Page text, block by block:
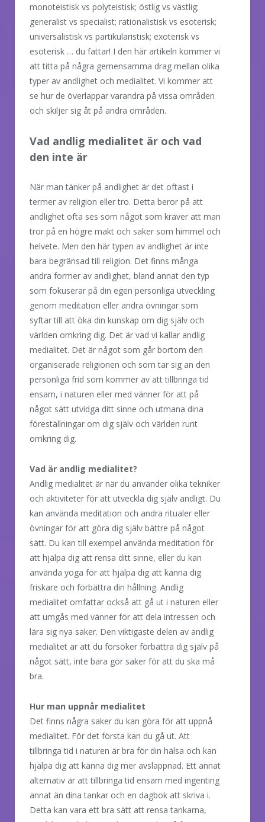
monoteistisk vs polyteistisk; östlig vs västlig;
generalist vs specialist; rationalistisk vs esoterisk;
universalistisk vs partikularistisk; exoterisk vs
esoterisk … du fattar! I den här artikeln kommer vi
att titta på några gemensamma drag mellan olika
typer av andlighet och medialitet. Vi kommer att
se hur de överlappar varandra på vissa områden
och skiljer sig åt på andra områden.
Vad andlig medialitet är och vad
den inte är
När man tänker på andlighet är det oftast i
termer av religion eller tro. Detta beror på att
andlighet ofta ses som något som kräver att man
tror på en högre makt och saker som himmel och
helvete. Men den här typen av andlighet är inte
bara begränsad till religion. Det finns många
andra former av andlighet, bland annat den typ
som fokuserar på din egen personliga utveckling
genom meditation eller andra övningar som
syftar till att öka din kunskap om dig själv och
världen omkring dig. Det är vad vi kallar andlig
medialitet. Det är något som går bortom den
organiserade religionen och som tar sig an den
personliga frid som kommer av att tillbringa tid
ensam, i naturen eller med vänner för att på
något sätt utvidga ditt sinne och utmana dina
föreställningar om dig själv och världen runt
omkring dig.
Vad är andlig medialitet?
Andlig medialitet är när du använder olika tekniker
och aktiviteter för att utveckla dig själv andligt. Du
kan använda meditation och andra ritualer eller
övningar för att göra dig själv bättre på något
sätt. Du kan till exempel använda meditation för
att hjälpa dig att rensa ditt sinne, eller du kan
använda yoga för att hjälpa dig att känna dig
friskare och förbättra din hållning. Andlig
medialitet omfattar också att gå ut i naturen eller
att umgås med vänner för att dela intressen och
lära sig nya saker. Den viktigaste delen av andlig
medialitet är att du försöker förbättra dig själv på
något sätt, inte bara gör saker för att du ska må
bra.
Hur man uppnår medialitet
Det finns några saker du kan göra för att uppnå
medialitet. För det första kan du gå ut. Att
tillbringa tid i naturen är bra för din hälsa och kan
hjälpa dig att känna dig mer avslappnad. Ett annat
alternativ är att tillbringa tid ensam med ingenting
annat än dina tankar och en dagbok att skriva i.
Detta kan vara ett bra sätt att rensa tankarna,